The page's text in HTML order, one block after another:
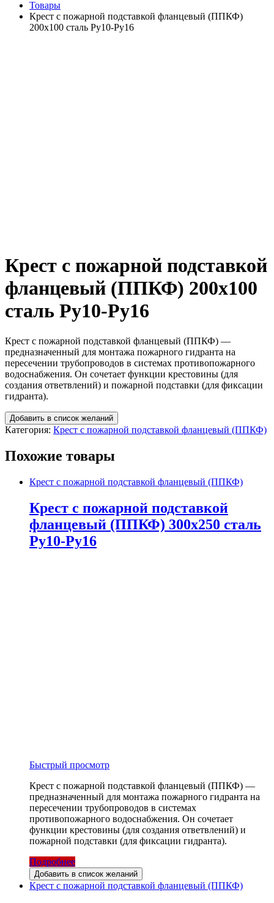
Товары
Крест с пожарной подставкой фланцевый (ППКФ)
200х100 сталь Ру10-Ру16
Крест с пожарной подставкой
фланцевый (ППКФ) 200х100
сталь Ру10-Ру16
Крест с пожарной подставкой фланцевый (ППКФ) —
предназначенный для монтажа пожарного гидранта на
пересечении трубопроводов в системах противопожарного
водоснабжения. Он сочетает функции крестовины (для
создания ответвлений) и пожарной подставки (для фиксации
гидранта).
Добавить в список желаний
Категория: Крест с пожарной подставкой фланцевый (ППКФ)
Похожие товары
Крест с пожарной подставкой фланцевый (ППКФ)
Крест с пожарной подставкой
фланцевый (ППКФ) 300х250 сталь
Ру10-Ру16
Быстрый просмотр
Крест с пожарной подставкой фланцевый (ППКФ) —
предназначенный для монтажа пожарного гидранта на
пересечении трубопроводов в системах
противопожарного водоснабжения. Он сочетает
функции крестовины (для создания ответвлений) и
пожарной подставки (для фиксации гидранта).
Подробнее
Добавить в список желаний
Крест с пожарной подставкой фланцевый (ППКФ)